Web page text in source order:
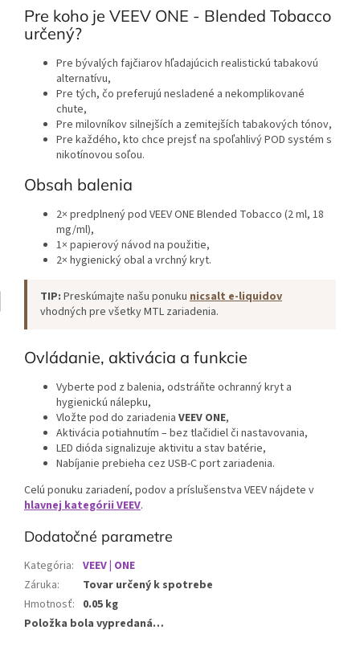
Pre koho je VEEV ONE - Blended Tobacco
určený?
Pre bývalých fajčiarov hľadajúcich realistickú tabakovú
alternatívu,
Pre tých, čo preferujú nesladené a nekomplikované
chute,
Pre milovníkov silnejších a zemitejších tabakových tónov,
Pre každého, kto chce prejsť na spoľahlivý POD systém s
nikotínovou soľou.
Obsah balenia
2× predplnený pod VEEV ONE Blended Tobacco (2 ml, 18
mg/ml),
1× papierový návod na použitie,
2× hygienický obal a vrchný kryt.
TIP: Preskúmajte našu ponuku nicsalt e-liquidov
vhodných pre všetky MTL zariadenia.
Ovládanie, aktivácia a funkcie
Vyberte pod z balenia, odstráňte ochranný kryt a
hygienickú nálepku,
Vložte pod do zariadenia VEEV ONE,
Aktivácia potiahnutím – bez tlačidiel či nastavovania,
LED dióda signalizuje aktivitu a stav batérie,
Nabíjanie prebieha cez USB-C port zariadenia.
Celú ponuku zariadení, podov a príslušenstva VEEV nájdete v
hlavnej kategórii VEEV.
Dodatočné parametre
Kategória: VEEV | ONE
Záruka:
Tovar určený k spotrebe
Hmotnosť: 0.05 kg
Položka bola vypredaná…